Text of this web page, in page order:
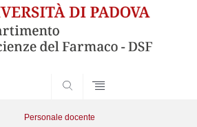
Personale docente